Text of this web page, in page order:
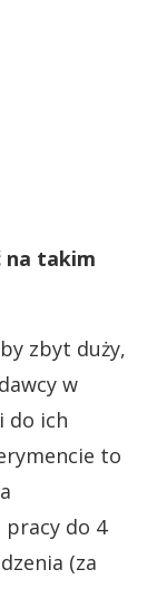
na takim
zbyt duży,
w
do ich
to
do 4
(za